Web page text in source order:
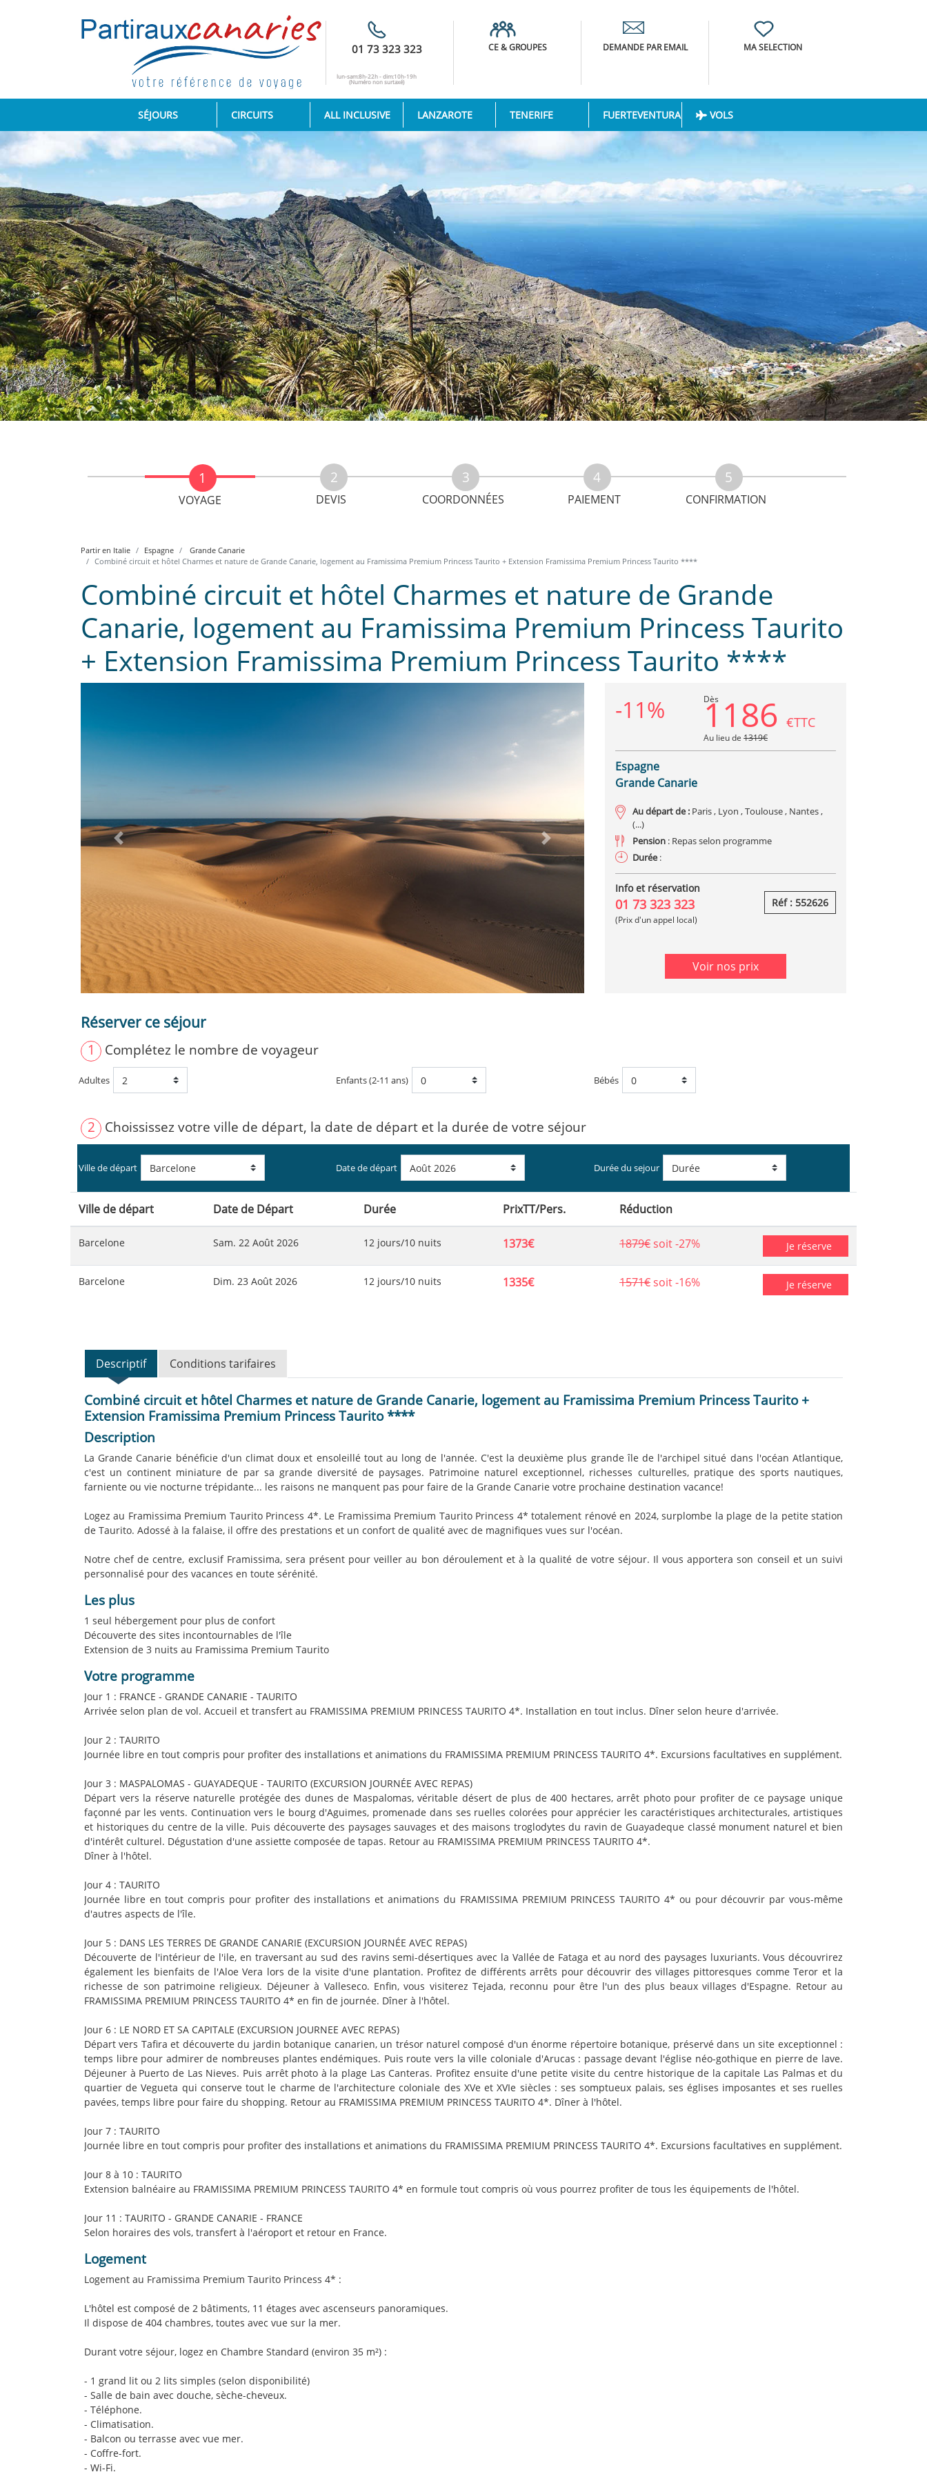
01 73 323 323
lun-sam:8h-22h - dim:10h-19h
(Numéro non surtaxé)
CE & GROUPES DEMANDE PAR EMAIL MA SELECTION
SÉJOURS(CURRENT) CIRCUITS ALL INCLUSIVE LANZAROTE TENERIFE FUERTEVENTURA VOLS
VOYAGE DEVIS COORDONNÉES PAIEMENT CONFIRMATION
Partir en Italie Espagne
Grande Canarie
Combiné circuit et hôtel Charmes et nature de Grande Canarie, logement au Framissima Premium Princess Taurito + Extension Framissima Premium Princess Taurito ****
Combiné circuit et hôtel Charmes et nature de Grande
Canarie, logement au Framissima Premium Princess Taurito
+ Extension Framissima Premium Princess Taurito ****
Previous Next
-11% Dès
1186 €TTC
Au lieu de 1319€
Espagne
Grande Canarie
Au départ de : Paris , Lyon , Toulouse , Nantes ,
(...)
Pension : Repas selon programme
Durée :
Info et réservation
01 73 323 323
(Prix d'un appel local)
Réf : 552626
Voir nos prix
Réserver ce séjour
1 Complétez le nombre de voyageur
Adultes Enfants (2-11 ans) Bébés
2 Choississez votre ville de départ, la date de départ et la durée de votre séjour
Ville de départ Date de départ Durée du sejour
Ville de départ Date de Départ Durée PrixTT/Pers. Réduction
Barcelone Sam. 22 Août 2026 12 jours/10 nuits 1373€ 1879€soit -27% Je réserve
Barcelone Dim. 23 Août 2026 12 jours/10 nuits 1335€ 1571€soit -16% Je réserve
Descriptif Conditions tarifaires
Combiné circuit et hôtel Charmes et nature de Grande Canarie, logement au Framissima Premium Princess Taurito +
Extension Framissima Premium Princess Taurito ****
Description
La Grande Canarie bénéficie d'un climat doux et ensoleillé tout au long de l'année. C'est la deuxième plus grande île de l'archipel situé dans l'océan Atlantique,
c'est un continent miniature de par sa grande diversité de paysages. Patrimoine naturel exceptionnel, richesses culturelles, pratique des sports nautiques,
farniente ou vie nocturne trépidante... les raisons ne manquent pas pour faire de la Grande Canarie votre prochaine destination vacance!
Logez au Framissima Premium Taurito Princess 4*. Le Framissima Premium Taurito Princess 4* totalement rénové en 2024, surplombe la plage de la petite station
de Taurito. Adossé à la falaise, il offre des prestations et un confort de qualité avec de magnifiques vues sur l'océan.
Notre chef de centre, exclusif Framissima, sera présent pour veiller au bon déroulement et à la qualité de votre séjour. Il vous apportera son conseil et un suivi
personnalisé pour des vacances en toute sérénité.
Les plus
1 seul hébergement pour plus de confort
Découverte des sites incontournables de l'île
Extension de 3 nuits au Framissima Premium Taurito
Votre programme
Jour 1 : FRANCE - GRANDE CANARIE - TAURITO
Arrivée selon plan de vol. Accueil et transfert au FRAMISSIMA PREMIUM PRINCESS TAURITO 4*. Installation en tout inclus. Dîner selon heure d'arrivée.
Jour 2 : TAURITO
Journée libre en tout compris pour profiter des installations et animations du FRAMISSIMA PREMIUM PRINCESS TAURITO 4*. Excursions facultatives en supplément.
Jour 3 : MASPALOMAS - GUAYADEQUE - TAURITO (EXCURSION JOURNÉE AVEC REPAS)
Départ vers la réserve naturelle protégée des dunes de Maspalomas, véritable désert de plus de 400 hectares, arrêt photo pour profiter de ce paysage unique
façonné par les vents. Continuation vers le bourg d'Aguimes, promenade dans ses ruelles colorées pour apprécier les caractéristiques architecturales, artistiques
et historiques du centre de la ville. Puis découverte des paysages sauvages et des maisons troglodytes du ravin de Guayadeque classé monument naturel et bien
d'intérêt culturel. Dégustation d'une assiette composée de tapas. Retour au FRAMISSIMA PREMIUM PRINCESS TAURITO 4*.
Dîner à l'hôtel.
Jour 4 : TAURITO
Journée libre en tout compris pour profiter des installations et animations du FRAMISSIMA PREMIUM PRINCESS TAURITO 4* ou pour découvrir par vous-même
d'autres aspects de l'île.
Jour 5 : DANS LES TERRES DE GRANDE CANARIE (EXCURSION JOURNÉE AVEC REPAS)
Découverte de l'intérieur de l'ile, en traversant au sud des ravins semi-désertiques avec la Vallée de Fataga et au nord des paysages luxuriants. Vous découvrirez
également les bienfaits de l'Aloe Vera lors de la visite d'une plantation. Profitez de différents arrêts pour découvrir des villages pittoresques comme Teror et la
richesse de son patrimoine religieux. Déjeuner à Valleseco. Enfin, vous visiterez Tejada, reconnu pour être l'un des plus beaux villages d'Espagne. Retour au
FRAMISSIMA PREMIUM PRINCESS TAURITO 4* en fin de journée. Dîner à l'hôtel.
Jour 6 : LE NORD ET SA CAPITALE (EXCURSION JOURNEE AVEC REPAS)
Départ vers Tafira et découverte du jardin botanique canarien, un trésor naturel composé d'un énorme répertoire botanique, préservé dans un site exceptionnel :
temps libre pour admirer de nombreuses plantes endémiques. Puis route vers la ville coloniale d'Arucas : passage devant l'église néo-gothique en pierre de lave.
Déjeuner à Puerto de Las Nieves. Puis arrêt photo à la plage Las Canteras. Profitez ensuite d'une petite visite du centre historique de la capitale Las Palmas et du
quartier de Vegueta qui conserve tout le charme de l'architecture coloniale des XVe et XVIe siècles : ses somptueux palais, ses églises imposantes et ses ruelles
pavées, temps libre pour faire du shopping. Retour au FRAMISSIMA PREMIUM PRINCESS TAURITO 4*. Dîner à l'hôtel.
Jour 7 : TAURITO
Journée libre en tout compris pour profiter des installations et animations du FRAMISSIMA PREMIUM PRINCESS TAURITO 4*. Excursions facultatives en supplément.
Jour 8 à 10 : TAURITO
Extension balnéaire au FRAMISSIMA PREMIUM PRINCESS TAURITO 4* en formule tout compris où vous pourrez profiter de tous les équipements de l'hôtel.
Jour 11 : TAURITO - GRANDE CANARIE - FRANCE
Selon horaires des vols, transfert à l'aéroport et retour en France.
Logement
Logement au Framissima Premium Taurito Princess 4* :
L'hôtel est composé de 2 bâtiments, 11 étages avec ascenseurs panoramiques.
Il dispose de 404 chambres, toutes avec vue sur la mer.
Durant votre séjour, logez en Chambre Standard (environ 35 m²) :
- 1 grand lit ou 2 lits simples (selon disponibilité)
- Salle de bain avec douche, sèche-cheveux.
- Téléphone.
- Climatisation.
- Balcon ou terrasse avec vue mer.
- Coffre-fort.
- Wi-Fi.